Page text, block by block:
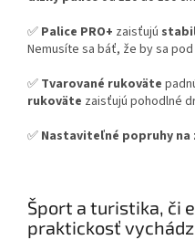
✅ Palice PRO+ zaisťujú
Nemusíte sa báť, že by sa
✅ Tvarované rukoväte
rukoväte zaisťujú pohodlné
✅ Nastaviteľné popruhy na
Šport a turistika, či
praktickosť